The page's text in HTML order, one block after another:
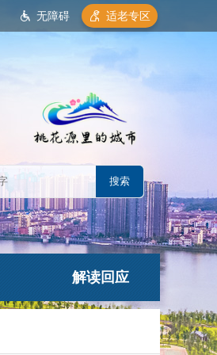
无障碍 适老专区
解读回应